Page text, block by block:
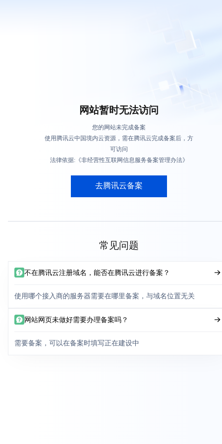
网站暂时无法访问
您的网站未完成备案
使用腾讯云中国境内云资源，需在腾讯云完成备案后，方
可访问
法律依据:《非经营性互联网信息服务备案管理办法》
去腾讯云备案
常见问题
不在腾讯云注册域名，能否在腾讯云进行备案？
使用哪个接入商的服务器需要在哪里备案，与域名位置无关
网站网页未做好需要办理备案吗？
需要备案，可以在备案时填写正在建设中